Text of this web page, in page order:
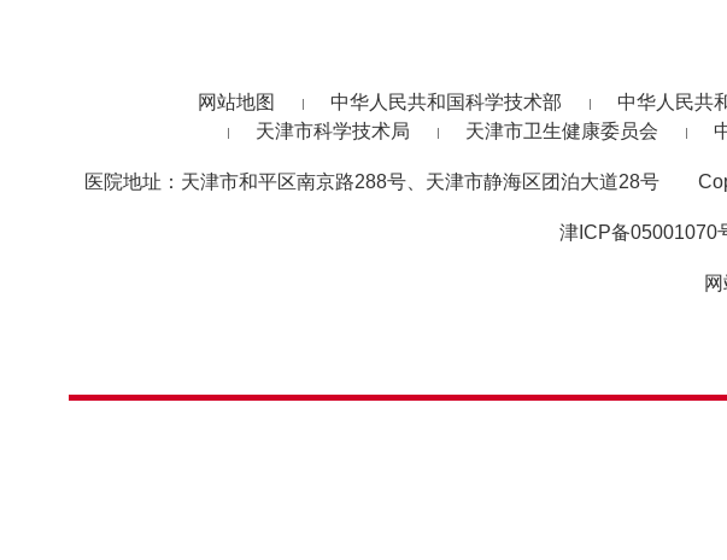
网站地图 中华人民共和国科学技术部 中华人民共
天津市科学技术局
天津市卫生健康委员会
医院地址：天津市和平区南京路288号、天津市静海区团泊大道28号
津ICP备05001070